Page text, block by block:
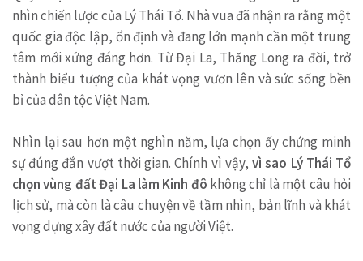
nhìn chiến lược của Lý Thái Tổ. Nhà vua đã nhận ra rằng một
quốc gia độc lập, ổn định và đang lớn mạnh cần một trung
tâm mới xứng đáng hơn. Từ Đại La, Thăng Long ra đời, trở
thành biểu tượng của khát vọng vươn lên và sức sống bền
bỉ của dân tộc Việt Nam.
Nhìn lại sau hơn một nghìn năm, lựa chọn ấy chứng minh
sự đúng đắn vượt thời gian. Chính vì vậy,vì sao Lý Thái Tổ
chọn vùng đất Đại La làm Kinh đô không chỉ là một câu hỏi
lịch sử, mà còn là câu chuyện về tầm nhìn, bản lĩnh và khát
vọng dựng xây đất nước của người Việt.